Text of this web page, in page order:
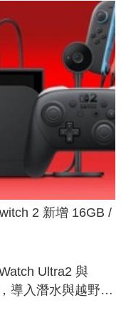
2 新增 16GB /
Ultra2 與
導入潛水與越野跑